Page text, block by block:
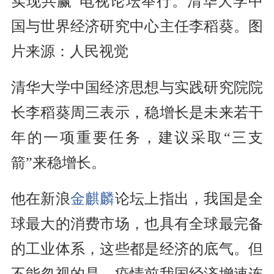
国与世界经济研究中心主任李稻葵。图
片来源：人民视觉
清华大学中国经济思想与实践研究院院
长李稻葵周三表示，稳增长是未来若干
年的一项重要任务，建议采取“三支
箭”来稳增长。
他在新浪金麒麟论坛上指出，我国是全
球最大的消费市场，也具有全球最完备
的工业体系，这些都是经济的底气。但